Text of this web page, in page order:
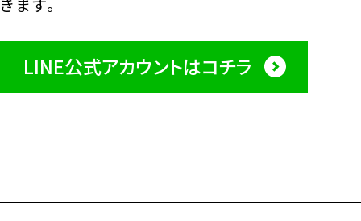
きます。
LINE公式アカウントはコチラ